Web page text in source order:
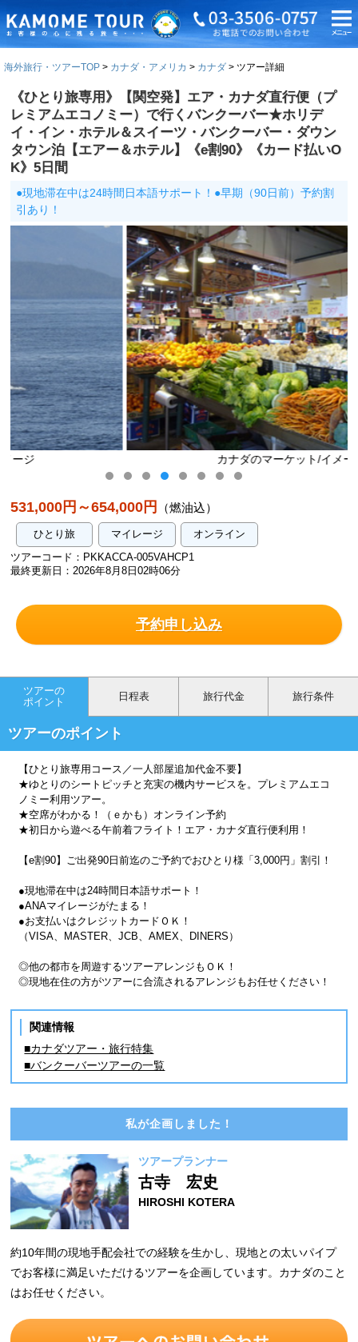
海外旅行・ツアーTOP カナダ・アメリカ カナダ ツアー詳細
《ひとり旅専用》【関空発】エア・カナダ直行便（プ
レミアムエコノミー）で行くバンクーバー★ホリデ
イ・イン・ホテル＆スイーツ・バンクーバー・ダウン
タウン泊【エアー＆ホテル】《e割90》《カード払いO
K》5日間
●現地滞在中は24時間日本語サポート！●早期（90日前）予約割
引あり！
カナダのマーケット/イメージ
531,000円～654,000円 （燃油込）
ひとり旅 マイレージ
オンライン
ツアーコード：PKKACCA-005VAHCP1
最終更新日：2026年8月8日02時06分
予約申し込み
ツアーの
ポイント
日程表 旅行代金 旅行条件
ツアーのポイント
【ひとり旅専用コース／一人部屋追加代金不要】
★ゆとりのシートピッチと充実の機内サービスを。プレミアムエコ
ノミー利用ツアー。
★空席がわかる！（ｅかも）オンライン予約
★初日から遊べる午前着フライト！エア・カナダ直行便利用！
【e割90】ご出発90日前迄のご予約でおひとり様「3,000円」割引！
●現地滞在中は24時間日本語サポート！
●ANAマイレージがたまる！
●お支払いはクレジットカードＯＫ！
（VISA、MASTER、JCB、AMEX、DINERS）
◎他の都市を周遊するツアーアレンジもＯＫ！
◎現地在住の方がツアーに合流されるアレンジもお任せください！
関連情報
■カナダツアー・旅行特集
■バンクーバーツアーの一覧
私が企画しました！
ツアープランナー
古寺 宏史
HIROSHI KOTERA
約10年間の現地手配会社での経験を生かし、現地との太いパイプ
でお客様に満足いただけるツアーを企画しています。カナダのこと
はお任せください。